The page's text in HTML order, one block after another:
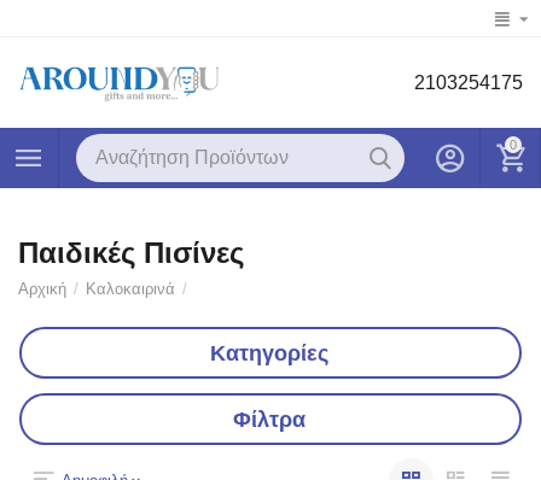
2103254175
0
Παιδικές Πισίνες
Αρχική / Καλοκαιρινά /
Κατηγορίες
Φίλτρα